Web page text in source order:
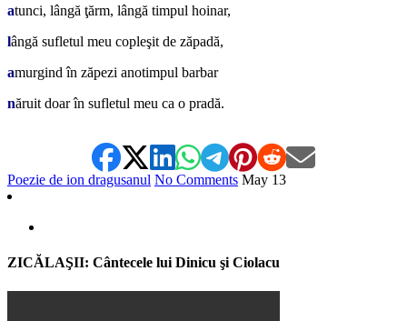
atunci, lângă ţărm, lângă timpul hoinar,
lângă sufletul meu copleşit de zăpadă,
amurgind în zăpezi anotimpul barbar
năruit doar în sufletul meu ca o pradă.
Poezie de ion dragusanul No Comments May 13
ZICĂLAŞII: Cântecele lui Dinicu şi Ciolacu